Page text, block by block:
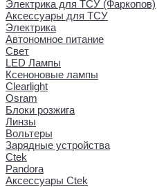
Электрика для ТСУ (Фаркопов)
Аксессуары для ТСУ
Электрика
Автономное питание
Свет
LED Лампы
Ксеноновые лампы
Clearlight
Osram
Блоки розжига
Линзы
Вольтеры
Зарядные устройства
Ctek
Pandora
Аксессуары Ctek